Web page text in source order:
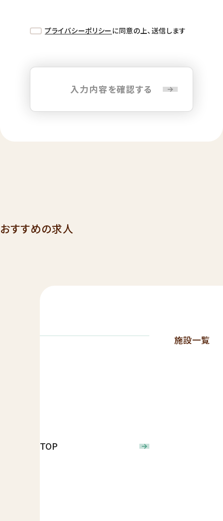
プライバシーポリシーに同意の上、送信します
入力内容を確認する
おすすめの求人
TOP
施設一覧